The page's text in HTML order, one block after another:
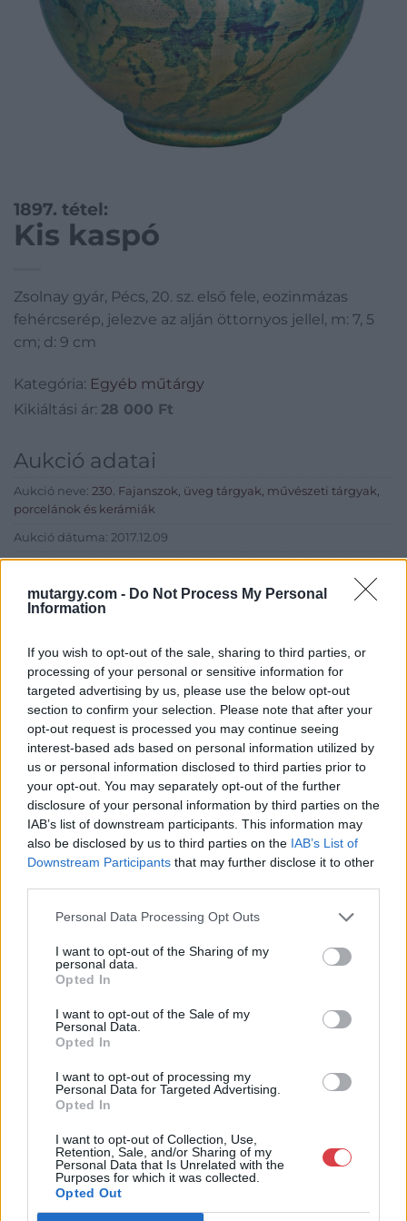
mutargy.com - Do Not Process My Personal
Information
If you wish to opt-out of the sale, sharing to third parties, or
processing of your personal or sensitive information for
targeted advertising by us, please use the below opt-out
section to confirm your selection. Please note that after your
opt-out request is processed you may continue seeing
interest-based ads based on personal information utilized by
us or personal information disclosed to third parties prior to
your opt-out. You may separately opt-out of the further
disclosure of your personal information by third parties on the
IAB’s list of downstream participants. This information may
also be disclosed by us to third parties on the IAB’s List of
Downstream Participants that may further disclose it to other
Personal Data Processing Opt Outs
I want to opt-out of the Sharing of my
personal data.
Opted In
I want to opt-out of the Sale of my
Personal Data.
Opted In
I want to opt-out of processing my
Personal Data for Targeted Advertising.
Opted In
I want to opt-out of Collection, Use,
Retention, Sale, and/or Sharing of my
Personal Data that Is Unrelated with the
Purposes for which it was collected.
Opted Out
1897. tétel:
Kis kaspó
Zsolnay gyár, Pécs, 20. sz. első fele, eozinmázas
fehércserép, jelezve az alján öttornyos jellel, m: 7, 5
cm; d: 9 cm
Kategória: Egyéb műtárgy
Kikiáltási ár: 28 000 Ft
Aukció adatai
Aukció neve: 230. Fajanszok, üveg tárgyak, művészeti tárgyak,
porcelánok és kerámiák
Aukció dátuma: 2017.12.09
Aukció ideje: 14:00
Aukció helye: Budapest, Balaton utca 8.
Eladó adatai
Eladó:Nagyházi Galéria és
Aukciósház
Cím: Müller Márta
Nagyházi Galéria és Aukciósház
Kft.
1055 Budapest, Balaton utca 8.
Telefon: +361 475 6000 +361
4756005
bútorok, szőnyegek, üveg, porcelán és ezüst tárgyak, ékszerek,
néprajzi tárgyak értékesítése és aukcionálása. Hagyatékok és
gyűjtemények árverezése. Ingyenes értékbecslés. Árveréseinkre
GALÉRIA TOVÁBBI MŰTÁRGYAI
KAPCSOLÓDÓ MŰTÁRGYAK